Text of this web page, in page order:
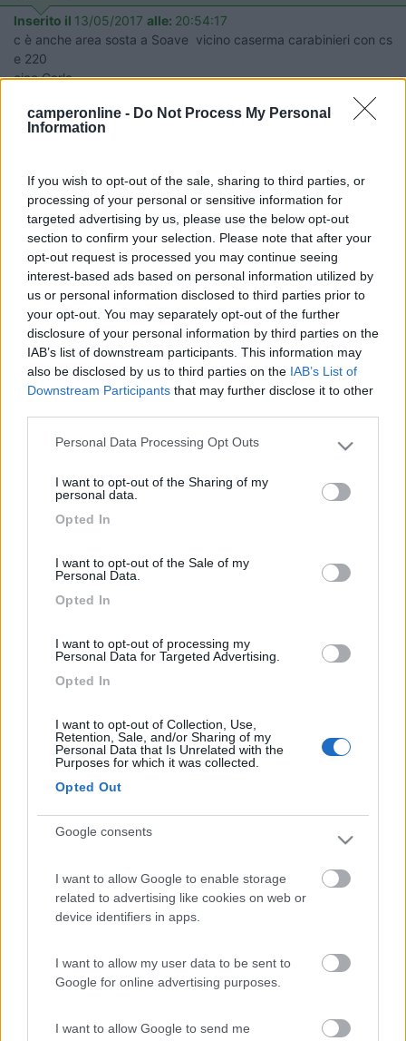
camperonline - Do Not Process My Personal
Information
If you wish to opt-out of the sale, sharing to third parties, or
processing of your personal or sensitive information for
targeted advertising by us, please use the below opt-out
section to confirm your selection. Please note that after your
opt-out request is processed you may continue seeing
interest-based ads based on personal information utilized by
us or personal information disclosed to third parties prior to
your opt-out. You may separately opt-out of the further
disclosure of your personal information by third parties on the
IAB’s list of downstream participants. This information may
also be disclosed by us to third parties on the IAB’s List of
Downstream Participants that may further disclose it to other
Please note that this website/app uses one or more Google
not limited to your visit or usage behaviour. You may click to
use your data for below specified purposes in below Google
Personal Data Processing Opt Outs
I want to opt-out of the Sharing of my
personal data.
Opted In
I want to opt-out of the Sale of my
Personal Data.
Opted In
I want to opt-out of processing my
Personal Data for Targeted Advertising.
Opted In
I want to opt-out of Collection, Use,
Retention, Sale, and/or Sharing of my
Personal Data that Is Unrelated with the
Purposes for which it was collected.
Opted Out
Google consents
I want to allow Google to enable storage
related to advertising like cookies on web or
device identifiers in apps.
I want to allow my user data to be sent to
Google for online advertising purposes.
I want to allow Google to send me
Inserito il 13/05/2017 alle: 20:54:17
c è anche area sosta a Soave vicino caserma carabinieri con cs
e 220
ciao Carla
raffaellalella
1531
Intendi che l'hai vista dall'autostrada?
O che era in zone vicine ad una uscita autostradale, ma non
visibile dall'autostrada?
Perchè l'unica "cosa" visibile dall'autostrada in zona tra
Bergamo e Brescia è un famoso rivenditore di camper, con
un'enorme esposizione affacciata sull'autostrada, ma non è
globetrotter
3530
Inserito il15/05/2017 alle: 11:31:30
forse intendevi questo --> http://www.autoparcobrescia.it . si
Oppure prova qui --> http://www.centropadane.it
PROMOfino al 08/11/26
Camper Park Rimini
Benefit Card
roberto57
128
Questa area potrebbe essere quella che cerchi.
Peschiera del garda, area del Frassino, circa 1 km dal casello
coordinate45.430649,10.675470
roberto
gscrobo1